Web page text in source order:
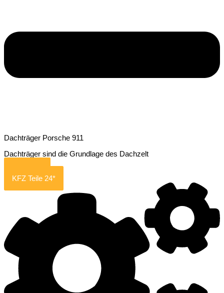
Dachträger Porsche 911
Dachträger sind die Grundlage des Dachzelt
KFZ Teile 24*